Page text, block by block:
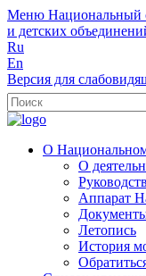
Меню Национальный
и детских
Ru
En
Версия для
О
О
Аппарат
Летопись
История